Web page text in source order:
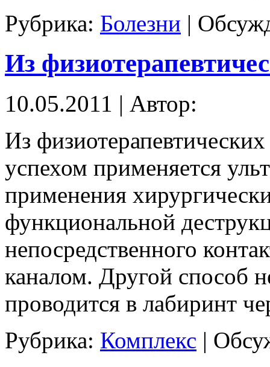
Рубрика: Болезни |
Из
10.05.2011 | Автор:
Из
успехом применяется
применения
функциональной
непосредственного
каналом. Другой способ
проводится в лабиринт
Рубрика: Комплекс |